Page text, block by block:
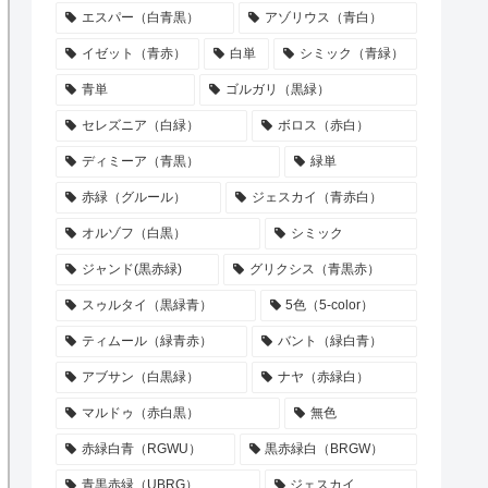
エスパー（白青黒） アゾリウス（青白）
イゼット（青赤） 白単 シミック（青緑）
青単 ゴルガリ（黒緑）
セレズニア（白緑） ボロス（赤白）
ディミーア（青黒） 緑単
赤緑（グルール） ジェスカイ（青赤白）
オルゾフ（白黒） シミック
ジャンド(黒赤緑) グリクシス（青黒赤）
スゥルタイ（黒緑青） 5色（5-color）
ティムール（緑青赤） バント（緑白青）
アブサン（白黒緑） ナヤ（赤緑白）
マルドゥ（赤白黒） 無色
赤緑白青（RGWU） 黒赤緑白（BRGW）
青黒赤緑（UBRG） ジェスカイ